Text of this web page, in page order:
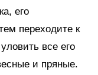
его
переходите к
все его
и пряные.